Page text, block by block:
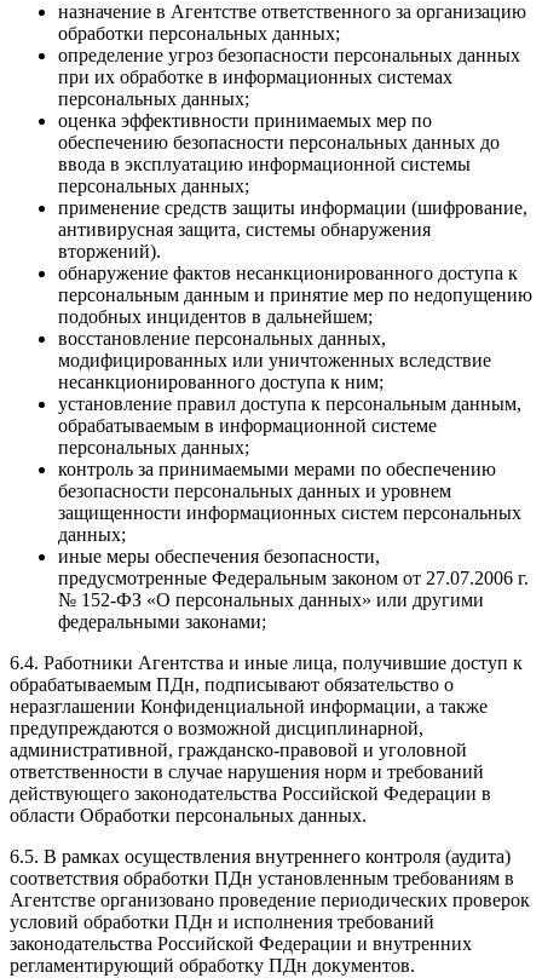
назначение в Агентстве ответственного за организацию
обработки персональных данных;
определение угроз безопасности персональных данных
при их обработке в информационных системах
персональных данных;
оценка эффективности принимаемых мер по
обеспечению безопасности персональных данных до
ввода в эксплуатацию информационной системы
персональных данных;
применение средств защиты информации (шифрование,
антивирусная защита, системы обнаружения
вторжений).
обнаружение фактов несанкционированного доступа к
персональным данным и принятие мер по недопущению
подобных инцидентов в дальнейшем;
восстановление персональных данных,
модифицированных или уничтоженных вследствие
несанкционированного доступа к ним;
установление правил доступа к персональным данным,
обрабатываемым в информационной системе
персональных данных;
контроль за принимаемыми мерами по обеспечению
безопасности персональных данных и уровнем
защищенности информационных систем персональных
данных;
иные меры обеспечения безопасности,
предусмотренные Федеральным законом от 27.07.2006 г.
№ 152-ФЗ «О персональных данных» или другими
федеральными законами;
6.4. Работники Агентства и иные лица, получившие доступ к
обрабатываемым ПДн, подписывают обязательство о
неразглашении Конфиденциальной информации, а также
предупреждаются о возможной дисциплинарной,
административной, гражданско-правовой и уголовной
ответственности в случае нарушения норм и требований
действующего законодательства Российской Федерации в
области Обработки персональных данных.
6.5. В рамках осуществления внутреннего контроля (аудита)
соответствия обработки ПДн установленным требованиям в
Агентстве организовано проведение периодических проверок
условий обработки ПДн и исполнения требований
законодательства Российской Федерации и внутренних
регламентирующий обработку ПДн документов.